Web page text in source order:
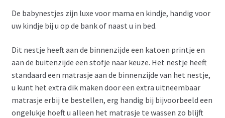
De babynestjes zijn luxe voor mama en kindje, handig voor
uw kindje bij u op de bank of naast u in bed.
Dit nestje heeft aan de binnenzijde een katoen printje en
aan de buitenzijde een stofje naar keuze. Het nestje heeft
standaard een matrasje aan de binnenzijde van het nestje,
u kunt het extra dik maken door een extra uitneembaar
matrasje erbij te bestellen, erg handig bij bijvoorbeeld een
ongelukje hoeft u alleen het matrasje te wassen zo blijft